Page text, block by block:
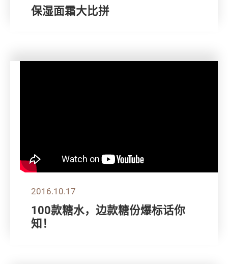
保湿面霜大比拼
2016.10.17
100款糖水，边款糖份爆标话你
知！